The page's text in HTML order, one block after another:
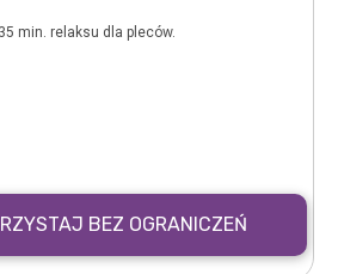
min. relaksu dla pleców.
BEZ OGRANICZEŃ